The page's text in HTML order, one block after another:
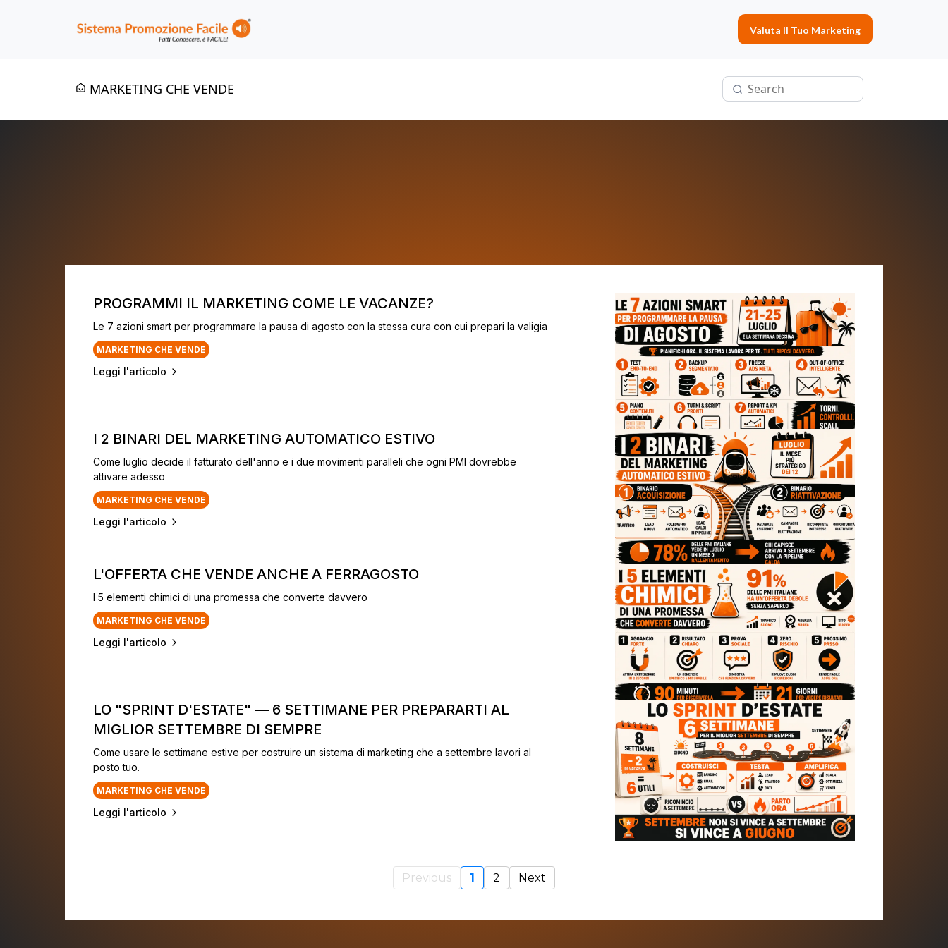
Valuta Il Tuo Marketing
MARKETING CHE VENDE
PROGRAMMI IL MARKETING COME LE VACANZE?
Le 7 azioni smart per programmare la pausa di agosto con la stessa cura con cui prepari la valigia
MARKETING CHE VENDE
Leggi l'articolo
I 2 BINARI DEL MARKETING AUTOMATICO ESTIVO
Come luglio decide il fatturato dell'anno e i due movimenti paralleli che ogni PMI dovrebbe
attivare adesso
MARKETING CHE VENDE
Leggi l'articolo
L'OFFERTA CHE VENDE ANCHE A FERRAGOSTO
I 5 elementi chimici di una promessa che converte davvero
MARKETING CHE VENDE
Leggi l'articolo
LO "SPRINT D'ESTATE" — 6 SETTIMANE PER PREPARARTI AL
MIGLIOR SETTEMBRE DI SEMPRE
Come usare le settimane estive per costruire un sistema di marketing che a settembre lavori al
posto tuo.
MARKETING CHE VENDE
Leggi l'articolo
Previous 1 2 Next